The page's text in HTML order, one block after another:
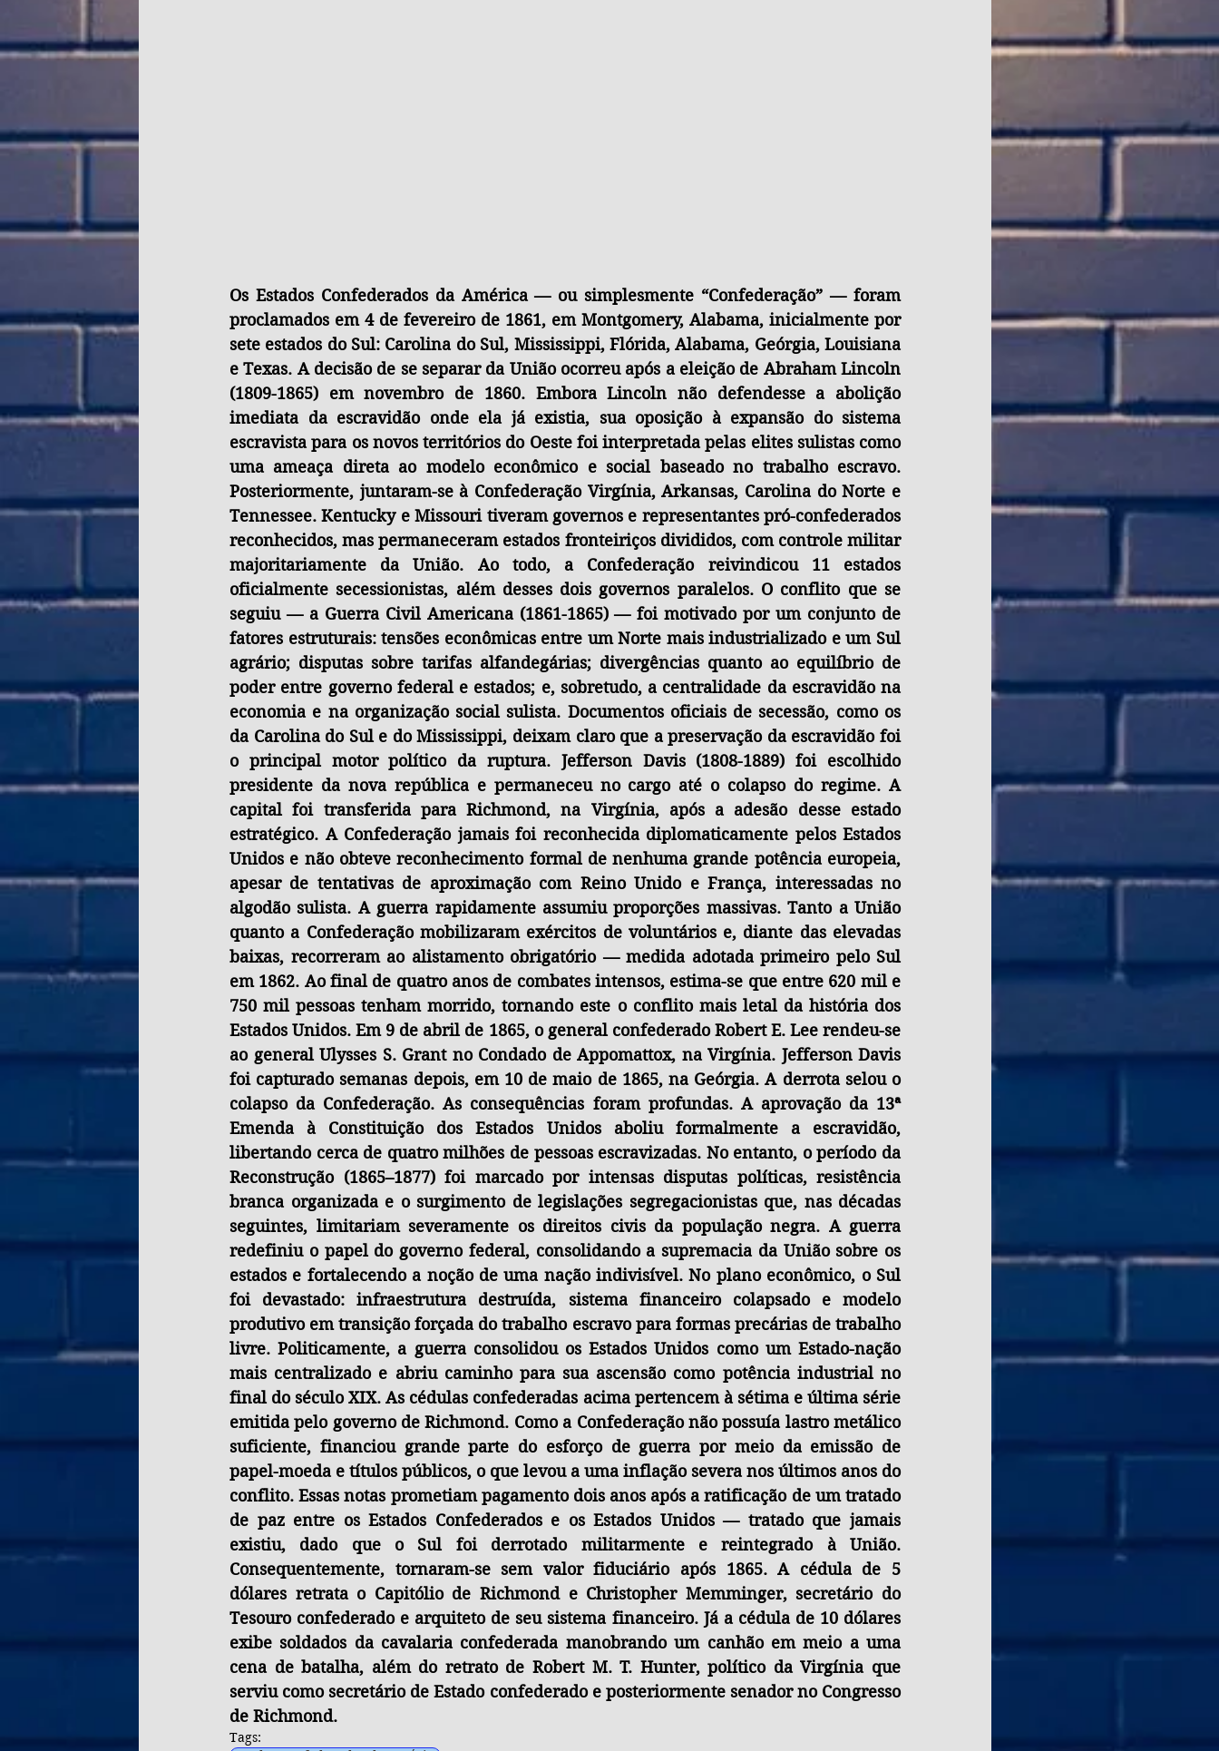
Os Estados Confederados da América — ou simplesmente “Confederação” — foram
proclamados em 4 de fevereiro de 1861, em Montgomery, Alabama, inicialmente por
sete estados do Sul: Carolina do Sul, Mississippi, Flórida, Alabama, Geórgia, Louisiana
e Texas. A decisão de se separar da União ocorreu após a eleição de Abraham Lincoln
(1809-1865) em novembro de 1860. Embora Lincoln não defendesse a abolição
imediata da escravidão onde ela já existia, sua oposição à expansão do sistema
escravista para os novos territórios do Oeste foi interpretada pelas elites sulistas como
uma ameaça direta ao modelo econômico e social baseado no trabalho escravo.
Posteriormente, juntaram-se à Confederação Virgínia, Arkansas, Carolina do Norte e
Tennessee. Kentucky e Missouri tiveram governos e representantes pró-confederados
reconhecidos, mas permaneceram estados fronteiriços divididos, com controle militar
majoritariamente da União. Ao todo, a Confederação reivindicou 11 estados
oficialmente secessionistas, além desses dois governos paralelos. O conflito que se
seguiu — a Guerra Civil Americana (1861-1865) — foi motivado por um conjunto de
fatores estruturais: tensões econômicas entre um Norte mais industrializado e um Sul
agrário; disputas sobre tarifas alfandegárias; divergências quanto ao equilíbrio de
poder entre governo federal e estados; e, sobretudo, a centralidade da escravidão na
economia e na organização social sulista. Documentos oficiais de secessão, como os
da Carolina do Sul e do Mississippi, deixam claro que a preservação da escravidão foi
o principal motor político da ruptura. Jefferson Davis (1808-1889) foi escolhido
presidente da nova república e permaneceu no cargo até o colapso do regime. A
capital foi transferida para Richmond, na Virgínia, após a adesão desse estado
estratégico. A Confederação jamais foi reconhecida diplomaticamente pelos Estados
Unidos e não obteve reconhecimento formal de nenhuma grande potência europeia,
apesar de tentativas de aproximação com Reino Unido e França, interessadas no
algodão sulista. A guerra rapidamente assumiu proporções massivas. Tanto a União
quanto a Confederação mobilizaram exércitos de voluntários e, diante das elevadas
baixas, recorreram ao alistamento obrigatório — medida adotada primeiro pelo Sul
em 1862. Ao final de quatro anos de combates intensos, estima-se que entre 620 mil e
750 mil pessoas tenham morrido, tornando este o conflito mais letal da história dos
Estados Unidos. Em 9 de abril de 1865, o general confederado Robert E. Lee rendeu-se
ao general Ulysses S. Grant no Condado de Appomattox, na Virgínia. Jefferson Davis
foi capturado semanas depois, em 10 de maio de 1865, na Geórgia. A derrota selou o
colapso da Confederação. As consequências foram profundas. A aprovação da 13ª
Emenda à Constituição dos Estados Unidos aboliu formalmente a escravidão,
libertando cerca de quatro milhões de pessoas escravizadas. No entanto, o período da
Reconstrução (1865–1877) foi marcado por intensas disputas políticas, resistência
branca organizada e o surgimento de legislações segregacionistas que, nas décadas
seguintes, limitariam severamente os direitos civis da população negra. A guerra
redefiniu o papel do governo federal, consolidando a supremacia da União sobre os
estados e fortalecendo a noção de uma nação indivisível. No plano econômico, o Sul
foi devastado: infraestrutura destruída, sistema financeiro colapsado e modelo
produtivo em transição forçada do trabalho escravo para formas precárias de trabalho
livre. Politicamente, a guerra consolidou os Estados Unidos como um Estado-nação
mais centralizado e abriu caminho para sua ascensão como potência industrial no
final do século XIX. As cédulas confederadas acima pertencem à sétima e última série
emitida pelo governo de Richmond. Como a Confederação não possuía lastro metálico
suficiente, financiou grande parte do esforço de guerra por meio da emissão de
papel-moeda e títulos públicos, o que levou a uma inflação severa nos últimos anos do
conflito. Essas notas prometiam pagamento dois anos após a ratificação de um tratado
de paz entre os Estados Confederados e os Estados Unidos — tratado que jamais
existiu, dado que o Sul foi derrotado militarmente e reintegrado à União.
Consequentemente, tornaram-se sem valor fiduciário após 1865. A cédula de 5
dólares retrata o Capitólio de Richmond e Christopher Memminger, secretário do
Tesouro confederado e arquiteto de seu sistema financeiro. Já a cédula de 10 dólares
exibe soldados da cavalaria confederada manobrando um canhão em meio a uma
cena de batalha, além do retrato de Robert M. T. Hunter, político da Virgínia que
serviu como secretário de Estado confederado e posteriormente senador no Congresso
de Richmond.
Tags: